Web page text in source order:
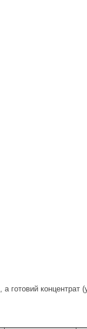
, а готовий концентрат